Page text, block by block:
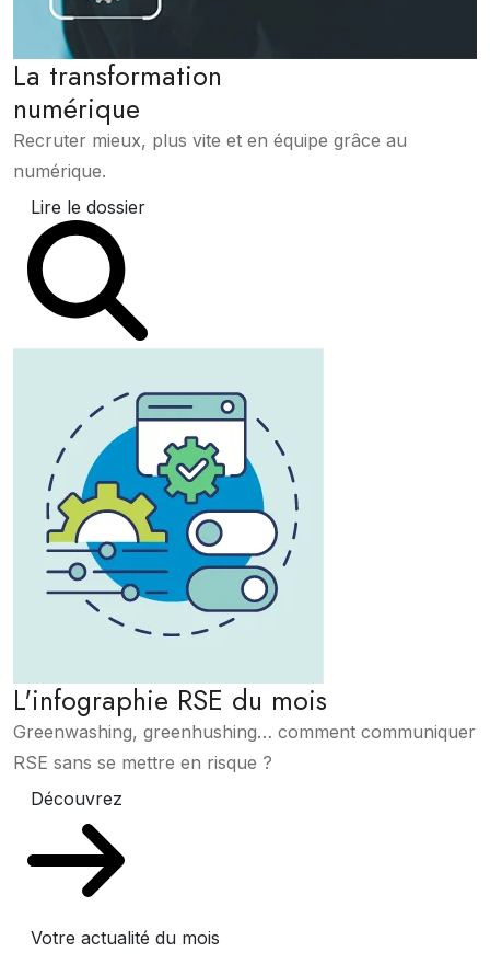
La transformation
numérique
Recruter mieux, plus vite et en équipe grâce au
numérique.
Lire le dossier
L'infographie RSE du mois
Greenwashing, greenhushing… comment communiquer
RSE sans se mettre en risque ?
Découvrez
Votre actualité du mois